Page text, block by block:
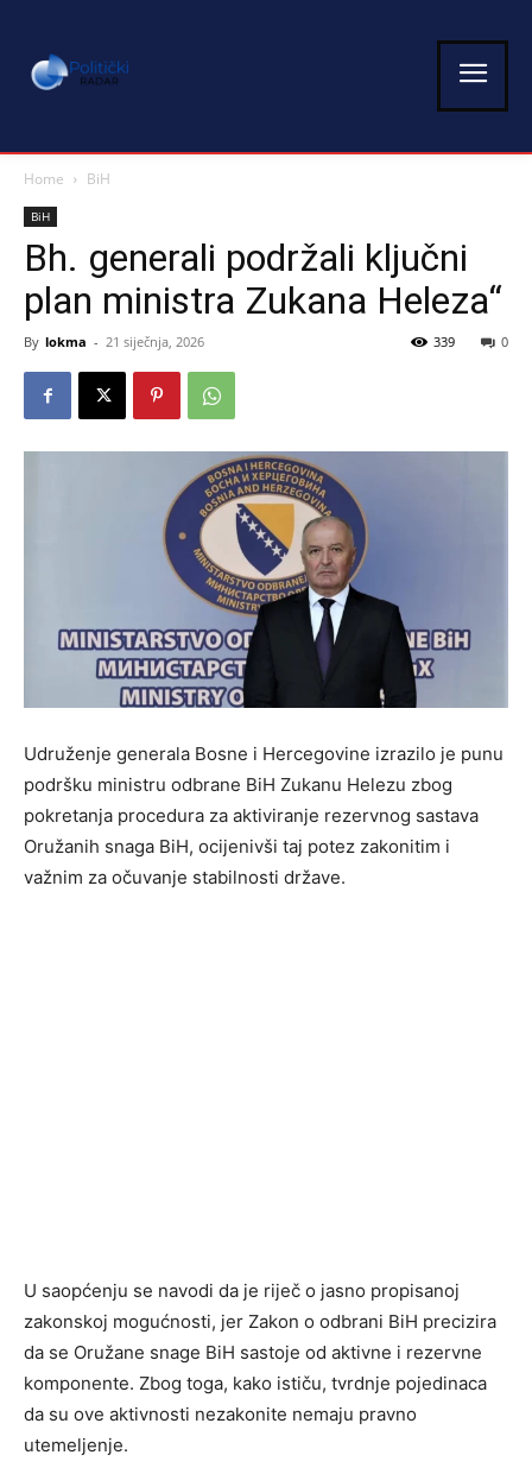
Home BiH
BiH
Bh. generali podržali ključni
plan ministra Zukana Heleza“
By lokma - 21 siječnja, 2026 0
339
Udruženje generala Bosne i Hercegovine izrazilo je punu
podršku ministru odbrane BiH Zukanu Helezu zbog
pokretanja procedura za aktiviranje rezervnog sastava
Oružanih snaga BiH, ocijenivši taj potez zakonitim i
važnim za očuvanje stabilnosti države.
U saopćenju se navodi da je riječ o jasno propisanoj
zakonskoj mogućnosti, jer Zakon o odbrani BiH precizira
da se Oružane snage BiH sastoje od aktivne i rezervne
komponente. Zbog toga, kako ističu, tvrdnje pojedinaca
da su ove aktivnosti nezakonite nemaju pravno
utemeljenje.